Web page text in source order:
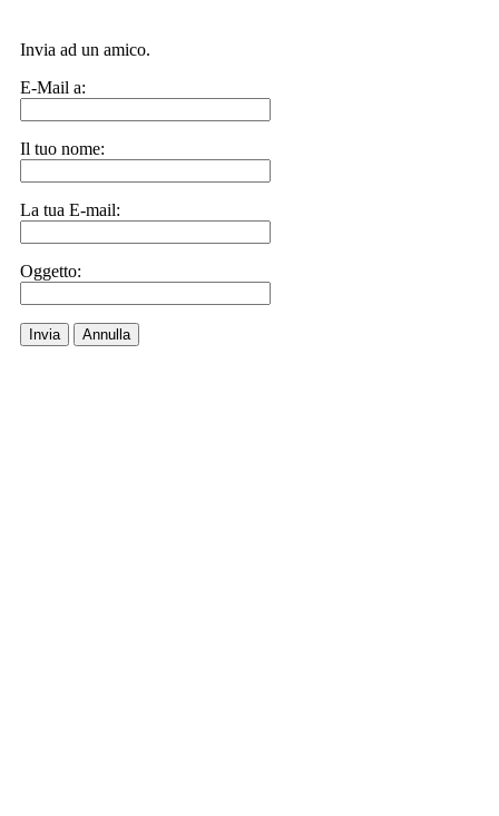
Invia ad un amico.
E-Mail a:
Il tuo nome:
La tua E-mail:
Oggetto:
Invia Annulla